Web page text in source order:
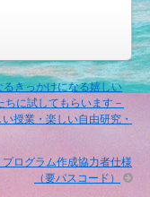
きっかけになる嬉しい
に試してもらいます－
授業・楽しい自由研究・
ログラム作成協力者仕様
（要パスコード）